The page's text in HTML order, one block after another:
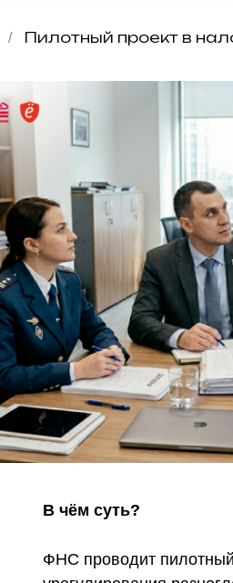
/ Пилотный проект в
В чём суть?
ФНС проводит